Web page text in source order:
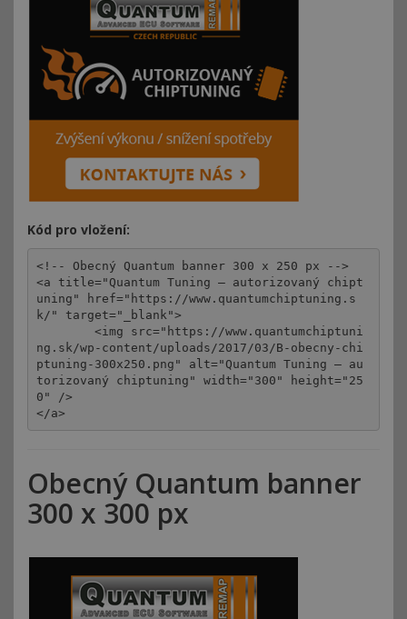
Kód pro vložení:
<!-- Obecný Quantum banner 300 x 250 px -->
<a title="Quantum Tuning – autorizovaný chipt
uning" href="https://www.quantumchiptuning.s
k/" target="_blank">
	<img src="https://www.quantumchiptuni
ng.sk/wp-content/uploads/2017/03/B-obecny-chi
ptuning-300x250.png" alt="Quantum Tuning – au
torizovaný chiptuning" width="300" height="25
0" />
</a>
Obecný Quantum banner
300 x 300 px